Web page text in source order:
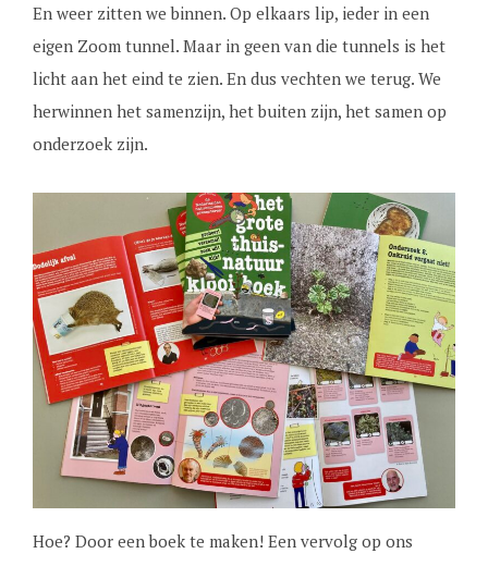
En weer zitten we binnen. Op elkaars lip, ieder in een
eigen Zoom tunnel. Maar in geen van die tunnels is het
licht aan het eind te zien. En dus vechten we terug. We
herwinnen het samenzijn, het buiten zijn, het samen op
onderzoek zijn.
Hoe? Door een boek te maken! Een vervolg op ons